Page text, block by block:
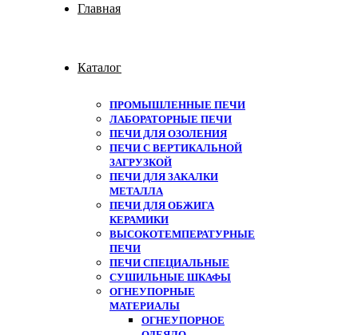
Главная
Каталог
ПРОМЫШЛЕННЫЕ ПЕЧИ
ЛАБОРАТОРНЫЕ ПЕЧИ
ПЕЧИ ДЛЯ ОЗОЛЕНИЯ
ПЕЧИ С ВЕРТИКАЛЬНОЙ
ЗАГРУЗКОЙ
ПЕЧИ ДЛЯ ЗАКАЛКИ
МЕТАЛЛА
ПЕЧИ ДЛЯ ОБЖИГА
КЕРАМИКИ
ВЫСОКОТЕМПЕРАТУРНЫЕ
ПЕЧИ
ПЕЧИ СПЕЦИАЛЬНЫЕ
СУШИЛЬНЫЕ ШКАФЫ
ОГНЕУПОРНЫЕ
МАТЕРИАЛЫ
ОГНЕУПОРНОЕ